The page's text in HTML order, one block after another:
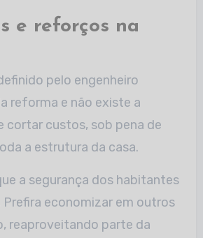
e reforços na
pelo engenheiro
reforma e não existe a
cortar custos, sob pena de
a estrutura da casa.
a segurança dos habitantes
economizar em outros
reaproveitando parte da